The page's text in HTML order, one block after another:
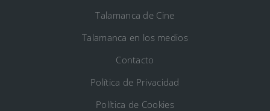
Talamanca de Cine
Talamanca en los medios
Contacto
Política de Privacidad
Política de Cookies